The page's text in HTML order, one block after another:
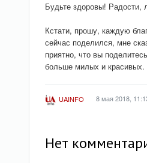
Будьте здоровы!
Кстати, прошу, каждую
сейчас поделился, мне
приятно, что вы
больше милых и красивых.
UAINFO 8 мая 2018,
Нет